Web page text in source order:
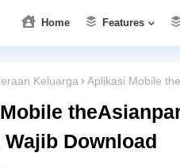
Home Features
Keluarga Aplikasi Mobile
Wajib Download